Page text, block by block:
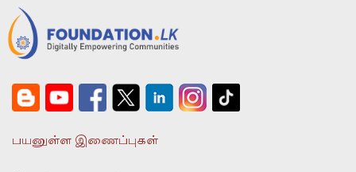
பயனுள்ள இணைப்புகள்